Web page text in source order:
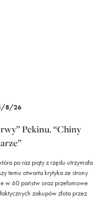
8/26
Pekinu. “Chiny
po raz piąty z rzędu utrzymała
temu otwarta krytyka ze strony
w 60 państw oraz przełomowe
zakupów złota przez